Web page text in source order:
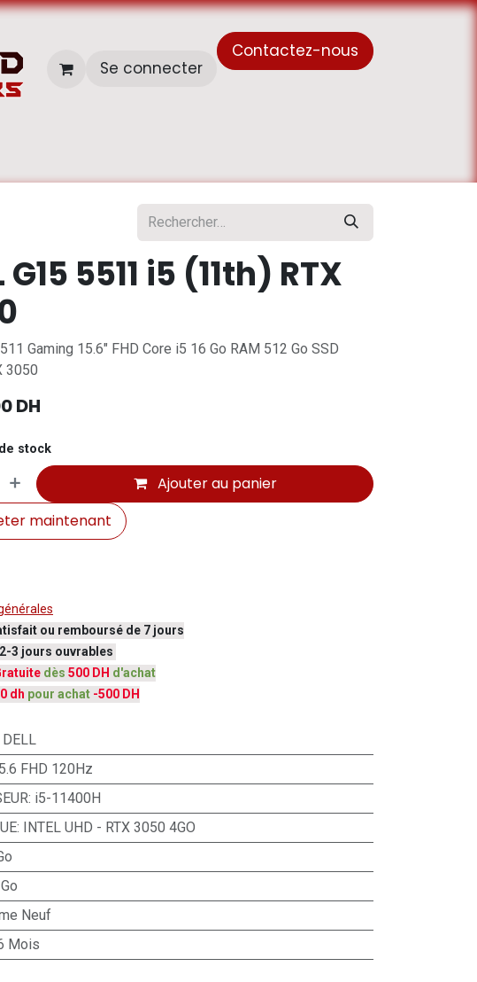
Se connecter
Contactez-nous
G15 5511 i5 (11th) RTX
Gaming 15.6" FHD Core i5 16 Go RAM 512 Go SSD
3050
DH
stock
Ajouter au panier
maintenant
ou remboursé de 7 jours
3 jours ouvrables
dès 500 DH d'achat
dh pour achat -500 DH
DELL
FHD 120Hz
: i5-11400H
: INTEL UHD - RTX 3050 4GO
Neuf
Mois